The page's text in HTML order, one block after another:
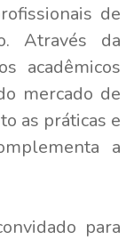
de
Através da
acadêmicos
mercado de
as práticas e
a
para